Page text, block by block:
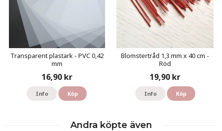
Transparent plastark - PVC 0,42
mm
16,90 kr
Info Köp
Blomstertråd 1,3 mm x 40 cm -
Röd
19,90 kr
Info Köp
Andra köpte även